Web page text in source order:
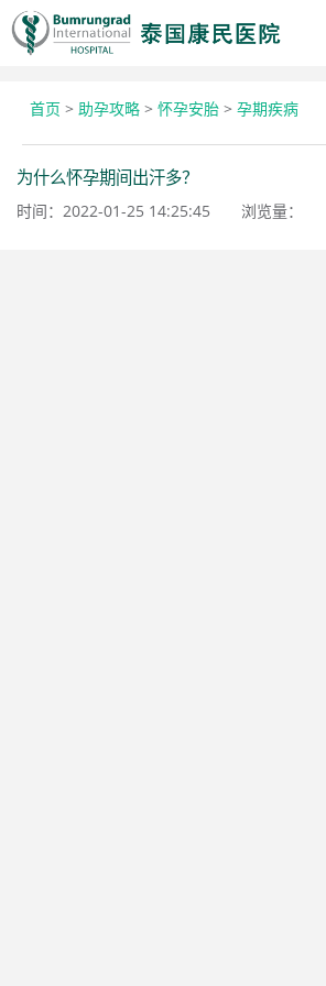
首页 > 助孕攻略 > 怀孕安胎 > 孕期疾病
为什么怀孕期间出汗多？
时间：2022-01-25 14:25:45 浏览量：